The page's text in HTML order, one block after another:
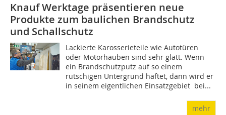
Knauf Werktage präsentieren neue
Produkte zum baulichen Brandschutz
und Schallschutz
Lackierte Karosserieteile wie Autotüren
oder Motorhauben sind sehr glatt. Wenn
ein Brandschutzputz auf so einem
rutschigen Untergrund haftet, dann wird er
in seinem eigentlichen Einsatzgebiet  bei...
mehr